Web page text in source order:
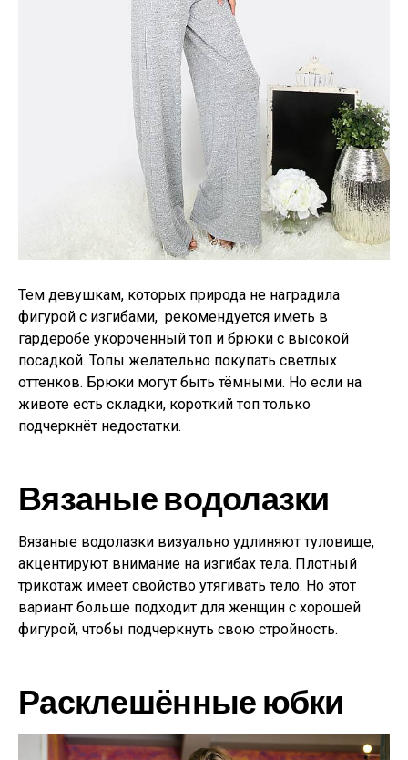
Тем девушкам, которых природа не наградила
фигурой с изгибами, рекомендуется иметь в
гардеробе укороченный топ и брюки с высокой
посадкой. Топы желательно покупать светлых
оттенков. Брюки могут быть тёмными. Но если на
животе есть складки, короткий топ только
подчеркнёт недостатки.
Вязаные водолазки
Вязаные водолазки визуально удлиняют туловище,
акцентируют внимание на изгибах тела. Плотный
трикотаж имеет свойство утягивать тело. Но этот
вариант больше подходит для женщин с хорошей
фигурой, чтобы подчеркнуть свою стройность.
Расклешённые юбки